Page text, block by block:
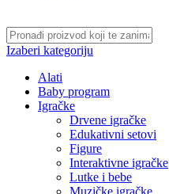
Izaberi kategoriju
Alati
Baby program
Igračke
Drvene igračke
Edukativni setovi
Figure
Interaktivne igračke
Lutke i bebe
Muzičke igračke